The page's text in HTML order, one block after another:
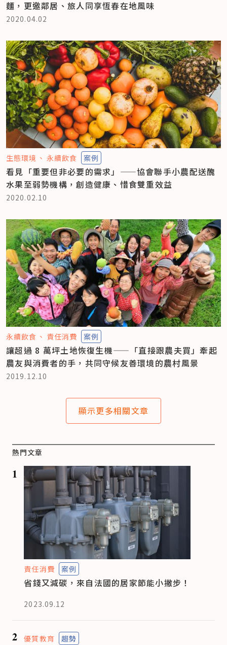
麵，更邀鄰居、旅人同享恆春在地風味
2020.04.02
生態環境 永續飲食 案例
看見「重要但非必要的需求」——協會聯手小農配送醜
水果至弱勢機構，創造健康、惜食雙重效益
2020.02.10
永續飲食 責任消費 案例
讓超過 8 萬坪土地恢復生機——「直接跟農夫買」牽起
農友與消費者的手，共同守候友善環境的農村風景
2019.12.10
顯示更多相關文章
熱門文章
1
責任消費 案例
省錢又減碳，來自法國的居家節能小撇步！
2023.09.12
2 優質教育 趨勢